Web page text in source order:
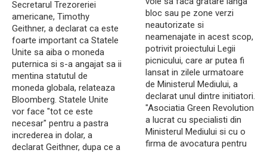
Secretarul Trezoreriei
americane, Timothy
Geithner, a declarat ca este
foarte important ca Statele
Unite sa aiba o moneda
puternica si s-a angajat sa ii
mentina statutul de
moneda globala, relateaza
Bloomberg. Statele Unite
vor face "tot ce este
necesar" pentru a pastra
increderea in dolar, a
declarat Geithner, dupa ce a
bloc sau pe zone verzi
neautorizate si
neamenajate in acest scop,
potrivit proiectului Legii
picnicului, care ar putea fi
lansat in zilele urmatoare
de Ministerul Mediului, a
declarat unul dintre initiatori.
"Asociatia Green Revolution
a lucrat cu specialisti din
Ministerul Mediului si cu o
firma de avocatura pentru